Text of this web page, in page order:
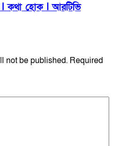
l কথা হোক l আরটিভি
not be published. Required